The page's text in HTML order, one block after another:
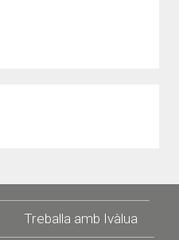
Treballa amb Ivàlua